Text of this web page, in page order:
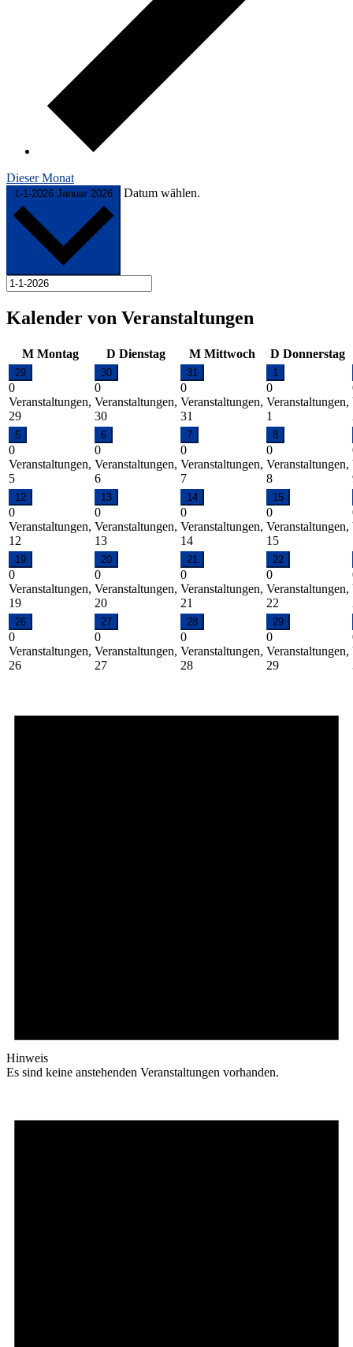
Dieser Monat
1-1-2026 Januar 2026 Datum wählen.
Kalender von Veranstaltungen
M Montag D Dienstag M Mittwoch D Donnerstag
29
0
Veranstaltungen,
29
30
0
Veranstaltungen,
30
31
0
Veranstaltungen,
31
1
0
Veranstaltungen,
1
5
0
Veranstaltungen,
5
6
0
Veranstaltungen,
6
7
0
Veranstaltungen,
7
8
0
Veranstaltungen,
8
12
0
Veranstaltungen,
12
13
0
Veranstaltungen,
13
14
0
Veranstaltungen,
14
15
0
Veranstaltungen,
15
19
0
Veranstaltungen,
19
20
0
Veranstaltungen,
20
21
0
Veranstaltungen,
21
22
0
Veranstaltungen,
22
26
0
Veranstaltungen,
26
27
0
Veranstaltungen,
27
28
0
Veranstaltungen,
28
29
0
Veranstaltungen,
29
Hinweis
Es sind keine anstehenden Veranstaltungen vorhanden.